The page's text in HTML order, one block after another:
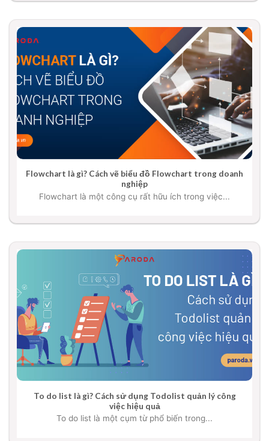
Flowchart là gì? Cách vẽ biểu đồ Flowchart trong doanh
nghiệp
Flowchart là một công cụ rất hữu ích trong việc...
To do list là gì? Cách sử dụng Todolist quản lý công
việc hiệu quả
To do list là một cụm từ phổ biến trong...